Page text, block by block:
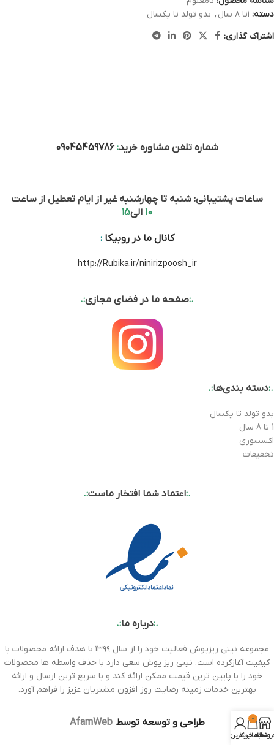
دسته: ۱تا ۸ سال , بدو تولد تا یکسال
اشتراک گذاری:
شماره تلفن مشاوره خرید:
09045459786
ساعات پشتیبانی: شنبه تا چهارشنبه غیر از ایام تعطیل از ساعت
10 الی15
کانال ما در روبیکا:
http://Rubika.ir/ninirizpoosh_ir
.:صفحه ما در فضای مجازی:.
.:دسته بندی‌ها:.
بدو تولد تا یکسال
1 تا 8 سال
اکسسوری
تخفیفات
.:اعتماد شما افتخار ماست:.
.:درباره ما:.
مجموعه نینی ریزپوش فعالیت خود را از سال ۱۳۹۹ با هدف ارائه محصولات با
کیفیت آغازکرده است. نینی ریز پوش سعی دارد با حذف واسطه ها محصولات
خود را با پایین ترین قیمت ممکن ارائه کند و با سریع ترین ارسال و ارائه
بهترین خدمات زمینه رضایت روز افزون مشتریان عزیز را فراهم آورد.
طراحی و توسعه توسطAfamWeb 0
سبد خرید
حساب کاربری من